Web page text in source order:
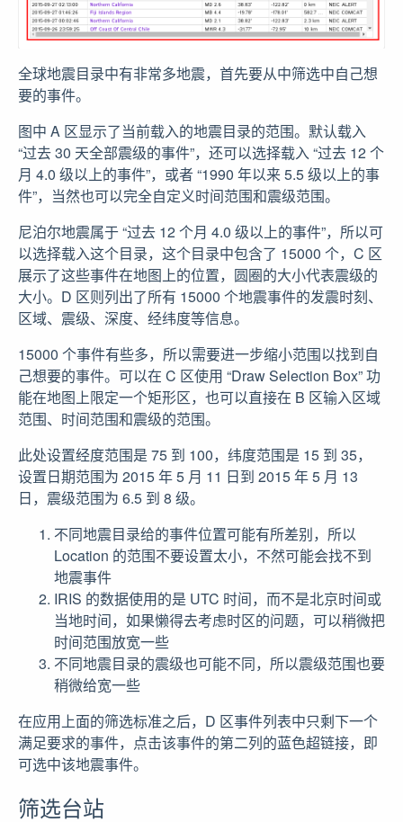
全球地震目录中有非常多地震，首先要从中筛选中自己想
要的事件。
图中 A 区显示了当前载入的地震目录的范围。默认载入
“过去 30 天全部震级的事件”，还可以选择载入 “过去 12 个
月 4.0 级以上的事件”，或者 “1990 年以来 5.5 级以上的事
件”，当然也可以完全自定义时间范围和震级范围。
尼泊尔地震属于 “过去 12 个月 4.0 级以上的事件”，所以可
以选择载入这个目录，这个目录中包含了 15000 个，C 区
展示了这些事件在地图上的位置，圆圈的大小代表震级的
大小。D 区则列出了所有 15000 个地震事件的发震时刻、
区域、震级、深度、经纬度等信息。
15000 个事件有些多，所以需要进一步缩小范围以找到自
己想要的事件。可以在 C 区使用 “Draw Selection Box” 功
能在地图上限定一个矩形区，也可以直接在 B 区输入区域
范围、时间范围和震级的范围。
此处设置经度范围是 75 到 100，纬度范围是 15 到 35，
设置日期范围为 2015 年 5 月 11 日到 2015 年 5 月 13
日，震级范围为 6.5 到 8 级。
不同地震目录给的事件位置可能有所差别，所以
Location 的范围不要设置太小，不然可能会找不到
地震事件
IRIS 的数据使用的是 UTC 时间，而不是北京时间或
当地时间，如果懒得去考虑时区的问题，可以稍微把
时间范围放宽一些
不同地震目录的震级也可能不同，所以震级范围也要
稍微给宽一些
在应用上面的筛选标准之后，D 区事件列表中只剩下一个
满足要求的事件，点击该事件的第二列的蓝色超链接，即
可选中该地震事件。
筛选台站